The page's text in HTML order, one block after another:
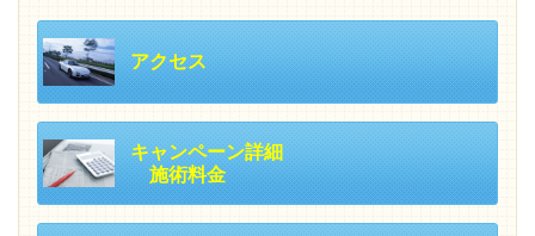
アクセス
キャンペーン詳細
施術料金